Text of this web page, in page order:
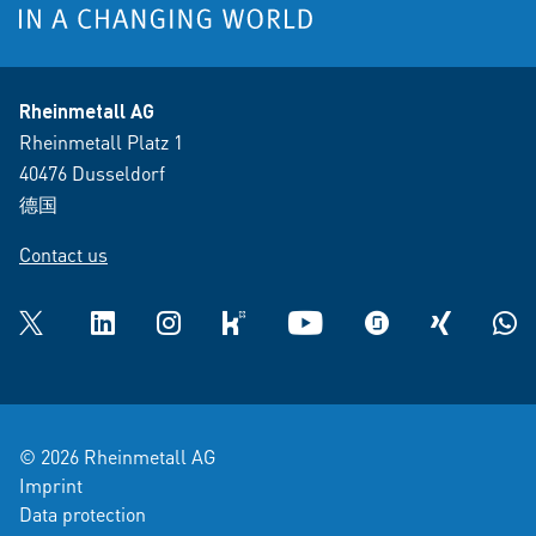
Rheinmetall AG
Rheinmetall Platz 1
40476 Dusseldorf
德国
Contact us
Twitter LinkedInInstagramkununu YouTube glassdoorXING
© 2026 Rheinmetall AG
Imprint
Data protection